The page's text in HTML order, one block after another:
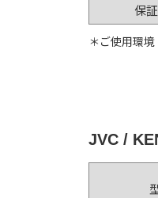
保
＊ご使用環境
JVC /